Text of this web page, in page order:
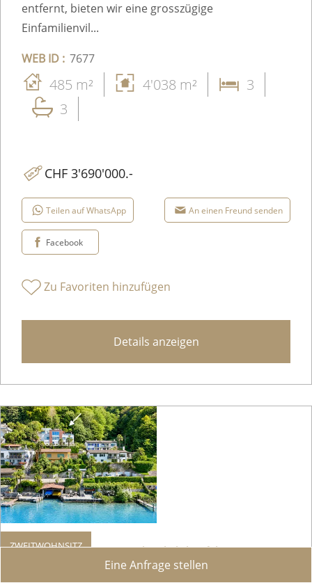
entfernt, bieten wir eine grosszügige
Einfamilienvil...
WEB ID : 7677
485 m² 4'038 m²
3
3
CHF 3'690'000.-
Teilen auf WhatsApp An einen Freund senden
Facebook
Zu Favoriten hinzufügen
Details anzeigen
ZWEITWOHNSITZ
Helle Villa mit Garten, Pool und Blick auf den Luganer See
Eine Anfrage stellen